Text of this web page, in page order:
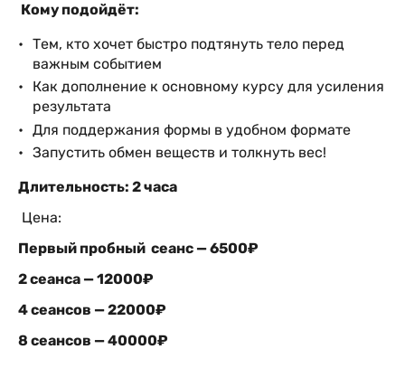
Кому подойдёт:
Тем, кто хочет быстро подтянуть тело перед
важным событием
Как дополнение к основному курсу для усиления
результата
Для поддержания формы в удобном формате
Запустить обмен веществ и толкнуть вес!
Длительность: 2 часа
Цена:
Первый пробный сеанс — 6500₽
2 сеанса — 12000₽
4 сеансов — 22000₽
8 сеансов — 40000₽